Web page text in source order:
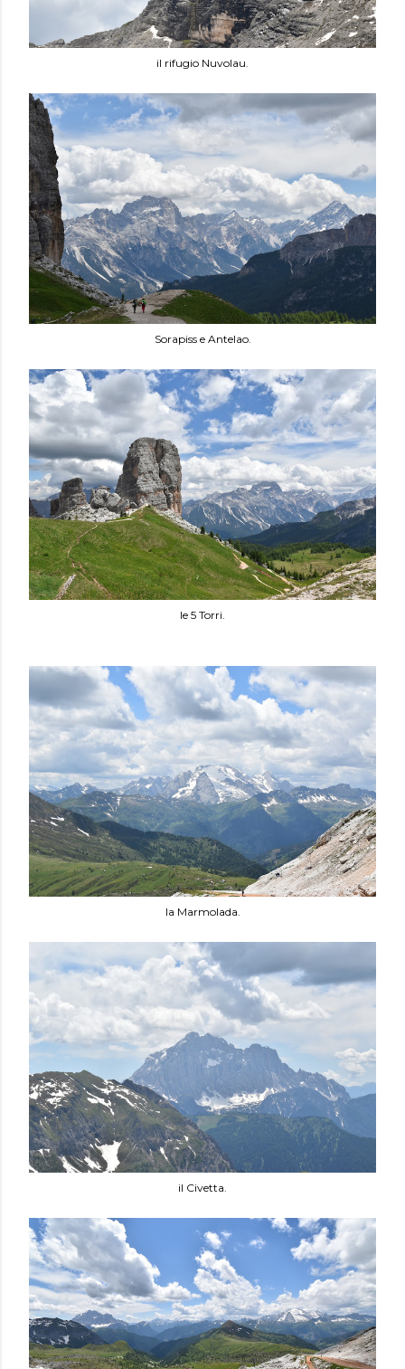
il rifugio Nuvolau.
Sorapiss e Antelao.
le 5 Torri.
la Marmolada.
il Civetta.